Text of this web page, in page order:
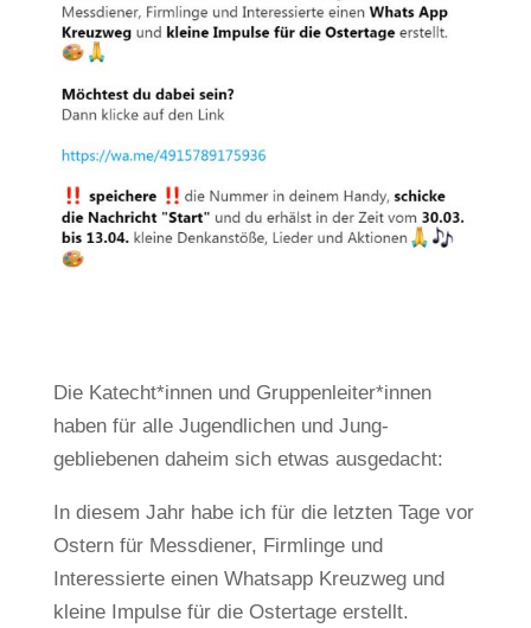
Die Katecht*innen und Gruppenleiter*innen
haben für alle Jugendlichen und Jung-
gebliebenen daheim sich etwas ausgedacht:
In diesem Jahr habe ich für die letzten Tage vor
Ostern für Messdiener, Firmlinge und
Interessierte einen Whatsapp Kreuzweg und
kleine Impulse für die Ostertage erstellt.